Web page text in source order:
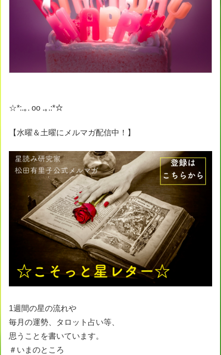
☆*:.｡. oo .｡.:*☆
【水曜＆土曜にメルマガ配信中！】
1週間の星の流れや
毎月の運勢、タロット占い等、
思うことを書いています。
＃いまのところ